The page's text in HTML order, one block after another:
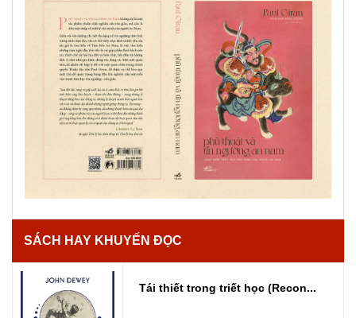
SÁCH HAY KHUYẾN ĐỌC
Tái thiết trong triết học (Recon...